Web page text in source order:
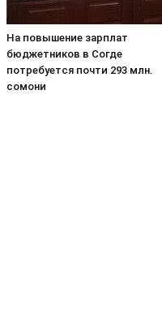
На повышение зарплат
бюджетников в Согде
потребуется почти 293 млн.
сомони